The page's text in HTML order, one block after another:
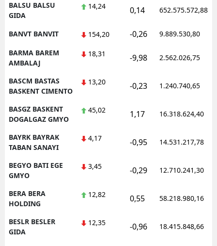
BALSU BALSU
GIDA
14,24 0,14 652.575.572,88
BANVT BANVIT 154,20 -0,26 9.889.530,80
BARMA BAREM
AMBALAJ
18,31 -9,98 2.562.026,75
BASCM BASTAS
BASKENT CIMENTO
13,20 -0,23 1.240.740,65
BASGZ BASKENT
DOGALGAZ GMYO
45,02 1,17 16.318.624,40
BAYRK BAYRAK
TABAN SANAYI
4,17 -0,95 14.531.217,78
BEGYO BATI EGE
GMYO
3,45 -0,29 12.710.241,30
BERA BERA
HOLDING
12,82 0,55 58.218.980,16
BESLR BESLER
GIDA
12,35 -0,96 18.415.848,66